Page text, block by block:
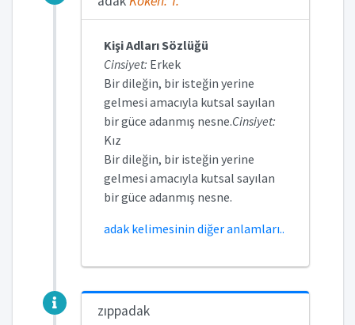
Kişi Adları Sözlüğü
Cinsiyet: Erkek
Bir dileğin, bir isteğin yerine
gelmesi amacıyla kutsal sayılan
bir güce adanmış nesne.Cinsiyet:
Kız
Bir dileğin, bir isteğin yerine
gelmesi amacıyla kutsal sayılan
bir güce adanmış nesne.
adak kelimesinin diğer anlamları..
zıppadak